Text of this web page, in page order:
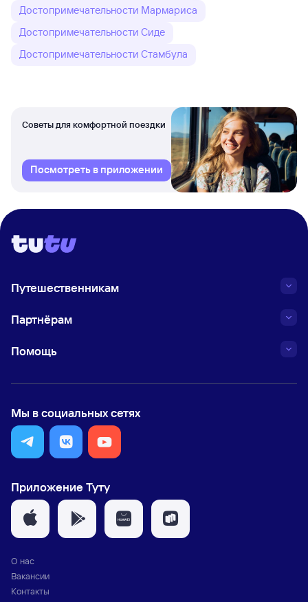
Достопримечательности Мармариса
Достопримечательности Сиде
Достопримечательности Стамбула
Советы для комфортной поездки
Посмотреть в приложении
Путешественникам
Партнёрам
Помощь
Мы в социальных сетях
Приложение Туту
О нас
Вакансии
Контакты